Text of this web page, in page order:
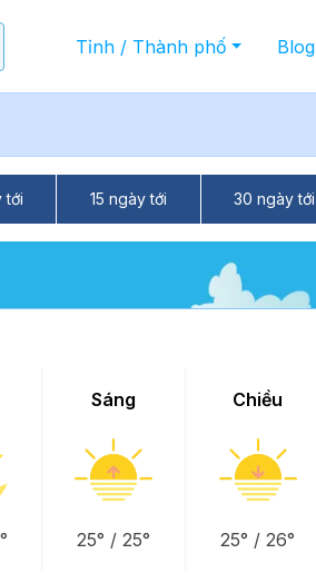
Tỉnh / Thành phố Blog
tới 15 ngày tới 30 ngày tới
Sáng
25° / 25°
Chiều
25° / 26°